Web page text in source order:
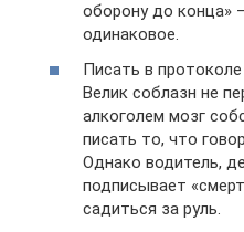
оборону до конца»
одинаковое.
Писать в
Велик соблазн не
алкоголем мозг
писать то, что
Однако водитель,
подписывает
садиться за руль.